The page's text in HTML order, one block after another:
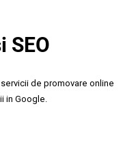
SEO
de promovare online
in Google.